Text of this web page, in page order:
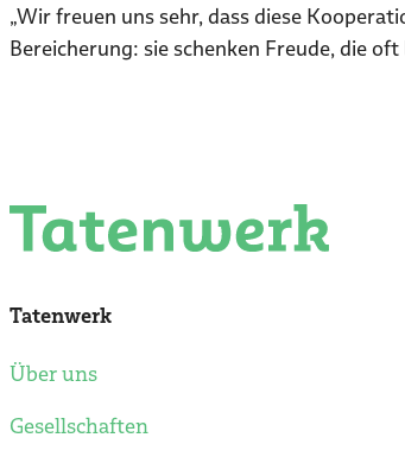
„Wir freuen uns sehr, dass diese
Bereicherung: sie schenken Freude, die
Tatenwerk
Über uns
Gesellschaften